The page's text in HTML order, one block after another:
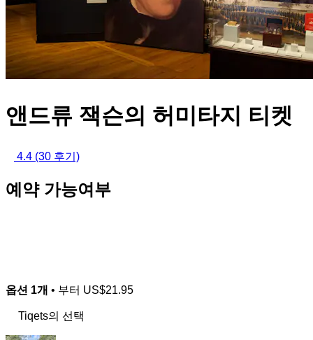
앤드류 잭슨의 허미타지 티켓
4.4 (30 후기)
예약 가능여부
옵션 1개 • 부터 US$21.95
Tiqets의 선택